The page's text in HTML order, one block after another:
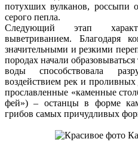
потухших вулканов, россыпи
серого пепла.
Следующий этап
выветриванием. Благодаря
значительными и резкими
породах начали
воды способствовала
воздействием рек и
прославленные «каменные
фей») – останцы в форме
грибов самых причудливых